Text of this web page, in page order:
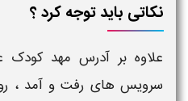
نکاتی باید توجه کرد ؟
علاوه بر آدرس مهد کودک
سرویس های رفت و آمد ،